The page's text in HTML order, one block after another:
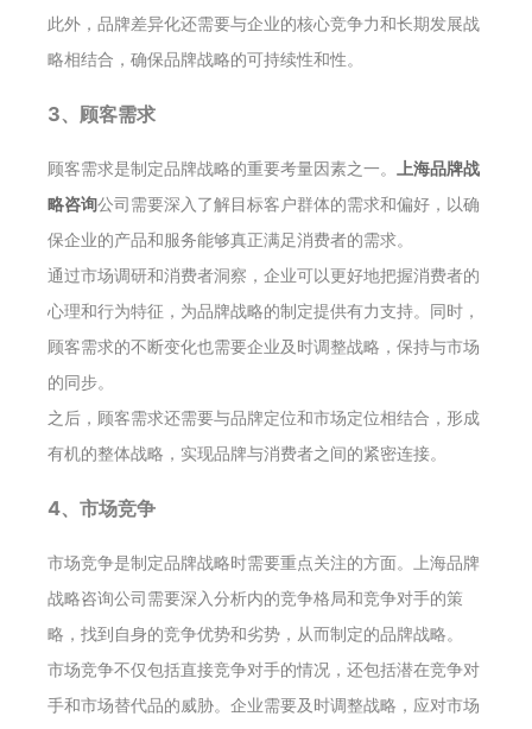
此外，品牌差异化还需要与企业的核心竞争力和长期发展战
略相结合，确保品牌战略的可持续性和性。
3、顾客需求
顾客需求是制定品牌战略的重要考量因素之一。
上海品牌战
略咨询公司需要深入了解目标客户群体的需求和偏好，以确
保企业的产品和服务能够真正满足消费者的需求。
通过市场调研和消费者洞察，企业可以更好地把握消费者的
心理和行为特征，为品牌战略的制定提供有力支持。同时，
顾客需求的不断变化也需要企业及时调整战略，保持与市场
的同步。
之后，顾客需求还需要与品牌定位和市场定位相结合，形成
有机的整体战略，实现品牌与消费者之间的紧密连接。
4、市场竞争
市场竞争是制定品牌战略时需要重点关注的方面。上海品牌
战略咨询公司需要深入分析内的竞争格局和竞争对手的策
略，找到自身的竞争优势和劣势，从而制定的品牌战略。
市场竞争不仅包括直接竞争对手的情况，还包括潜在竞争对
手和市场替代品的威胁。企业需要及时调整战略，应对市场